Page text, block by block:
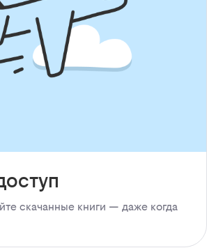
скачанные книги — даже когда